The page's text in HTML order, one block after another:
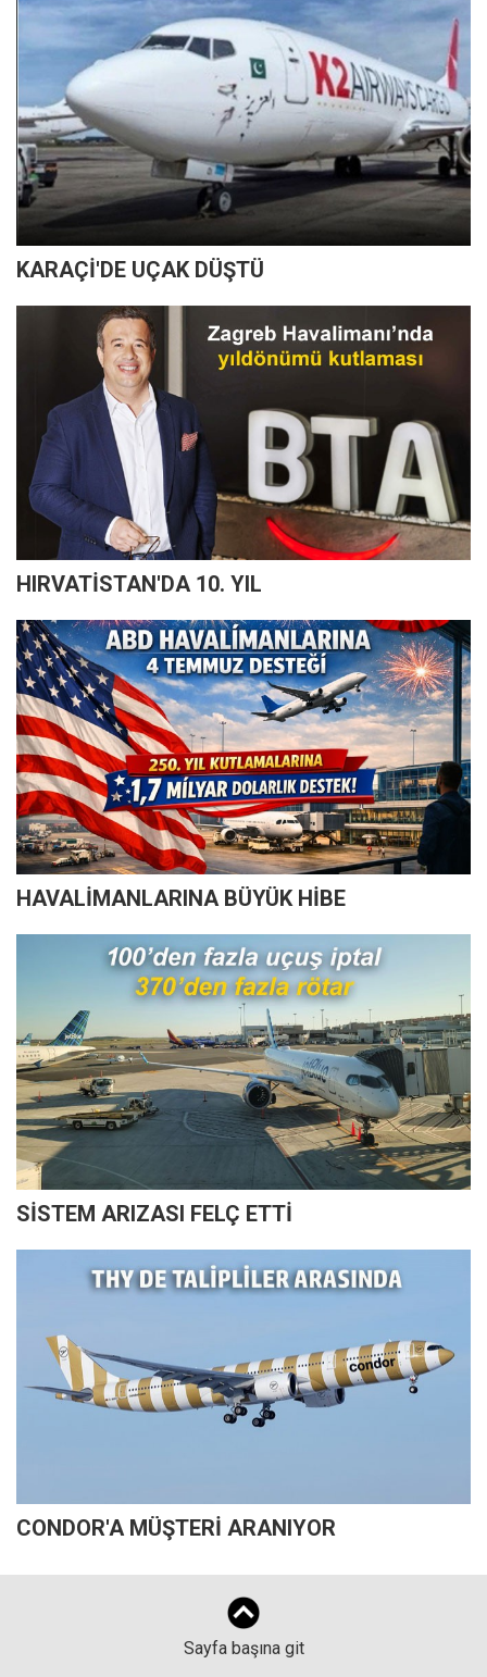
KARAÇİ'DE UÇAK DÜŞTÜ
HIRVATİSTAN'DA 10. YIL
HAVALİMANLARINA BÜYÜK HİBE
SİSTEM ARIZASI FELÇ ETTİ
CONDOR'A MÜŞTERİ ARANIYOR
Sayfa başına git